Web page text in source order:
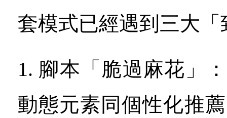
套模式已經遇到三大
1. 腳本「脆過麻花」
動態元素同個性化推